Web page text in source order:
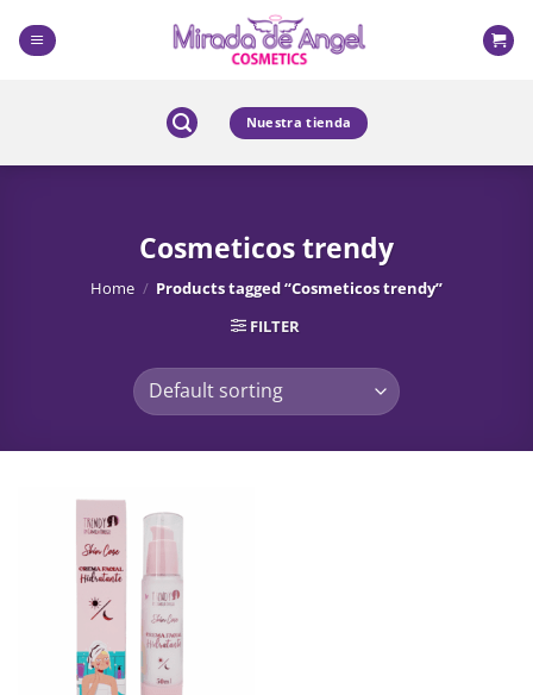
content
Nuestra tienda
Cosmeticos trendy
Home / Products tagged “Cosmeticos trendy”
FILTER